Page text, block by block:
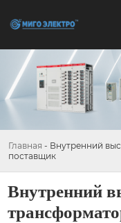
Главная - Внутренний
поставщик
Внутренний